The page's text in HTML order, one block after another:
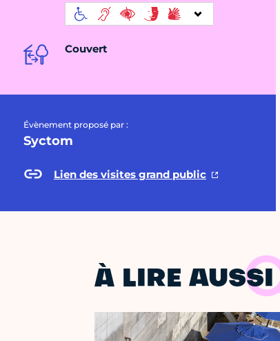
Couvert
Évènement proposé par :
Syctom
Lien des visites grand public
À LIRE AUSSI